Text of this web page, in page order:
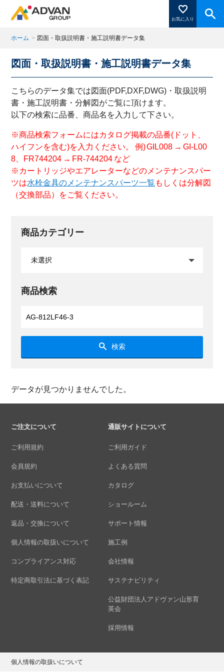
お気に入り
商品ページにある「お気に入り登録」を押すと登録した
商品がここに表示されます。
ホーム > 図面・取扱説明書・施工説明書データ集
図面・取扱説明書・施工説明書データ集
こちらのデータ集では図面(PDF,DXF,DWG)・取扱説明
書・施工説明書・分解図がご覧に頂けます。
以下の検索に品番、商品名を入力して下さい。
※商品検索フォームにはカタログ掲載の品番(ドット、
ハイフンを含む)を入力ください。 例) GIL008 → GI-L00
8、FR744204 → FR-744204 など
※カートリッジやエアレーターなどのメンテナンスパー
ツは水栓金具のメンテナンスパーツ一覧 もしくは分解図
（交換部品）をご覧ください。
商品カテゴリー
商品検索
検索
データが見つかりませんでした。
ご注文について
ご利用規約
会員規約
お支払いについて
配送・送料について
返品・交換について
個人情報の取扱いについて
コンプライアンス対応
特定商取引法に基づく表記
通販サイトについて
ご利用ガイド
よくある質問
カタログ
ショールーム
サポート情報
施工例
会社情報
サステナビリティ
公益財団法人アドヴァン山形育
英会
採用情報
個人情報の取扱いについて